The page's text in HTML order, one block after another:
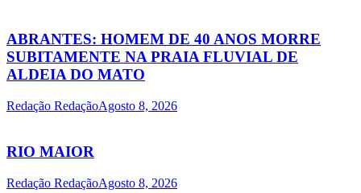
ABRANTES: HOMEM DE 40 ANOS MORRE
SUBITAMENTE NA PRAIA FLUVIAL DE
ALDEIA DO MATO
Redação RedaçãoAgosto 8, 2026
RIO MAIOR
Redação RedaçãoAgosto 8, 2026